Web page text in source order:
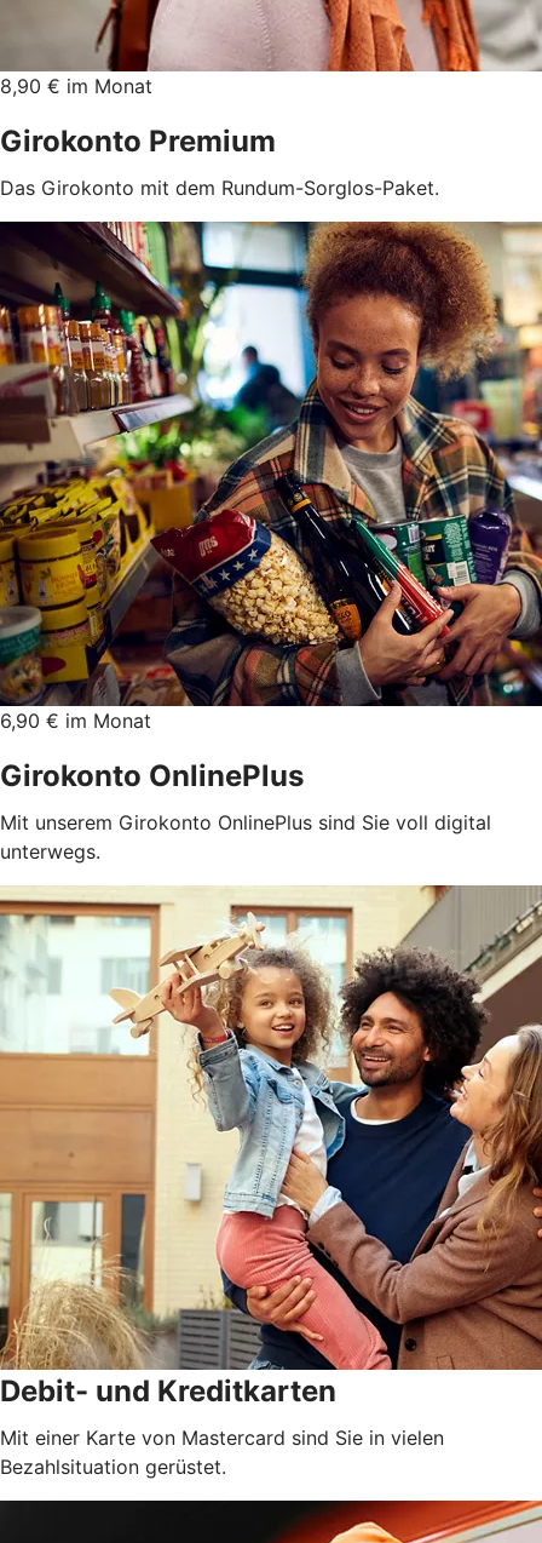
8,90 € im Monat
Girokonto Premium
Das Girokonto mit dem Rundum-Sorglos-Paket.
6,90 € im Monat
Girokonto OnlinePlus
Mit unserem Girokonto OnlinePlus sind Sie voll digital
unterwegs.
Debit- und Kreditkarten
Mit einer Karte von Mastercard sind Sie in vielen
Bezahlsituation gerüstet.